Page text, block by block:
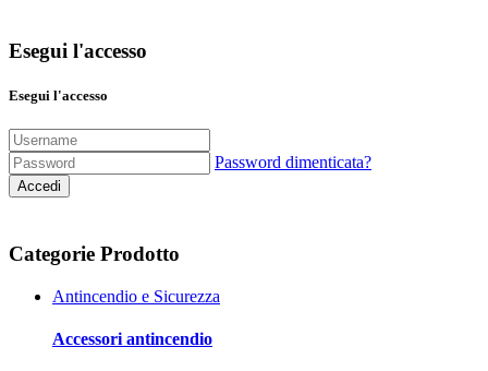
Esegui l'accesso
Esegui l'accesso
Password dimenticata?
Accedi
Categorie Prodotto
Antincendio e Sicurezza
Accessori antincendio